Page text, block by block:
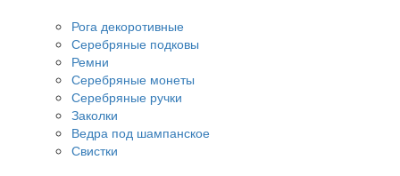
Рога декоротивные
Серебряные подковы
Ремни
Серебряные монеты
Серебряные ручки
Заколки
Ведра под шампанское
Свистки